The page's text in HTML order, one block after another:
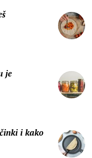
je
i kako